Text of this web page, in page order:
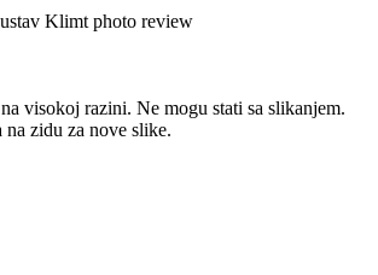
visokoj razini. Ne mogu stati sa slikanjem.
na zidu za nove slike.